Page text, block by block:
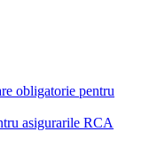
obligatorie pentru
asigurarile RCA